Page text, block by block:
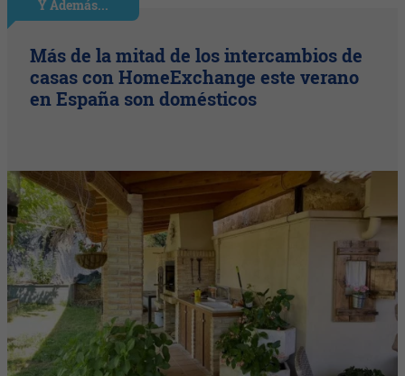
Y Además...
Más de la mitad de los intercambios de
casas con HomeExchange este verano
en España son domésticos